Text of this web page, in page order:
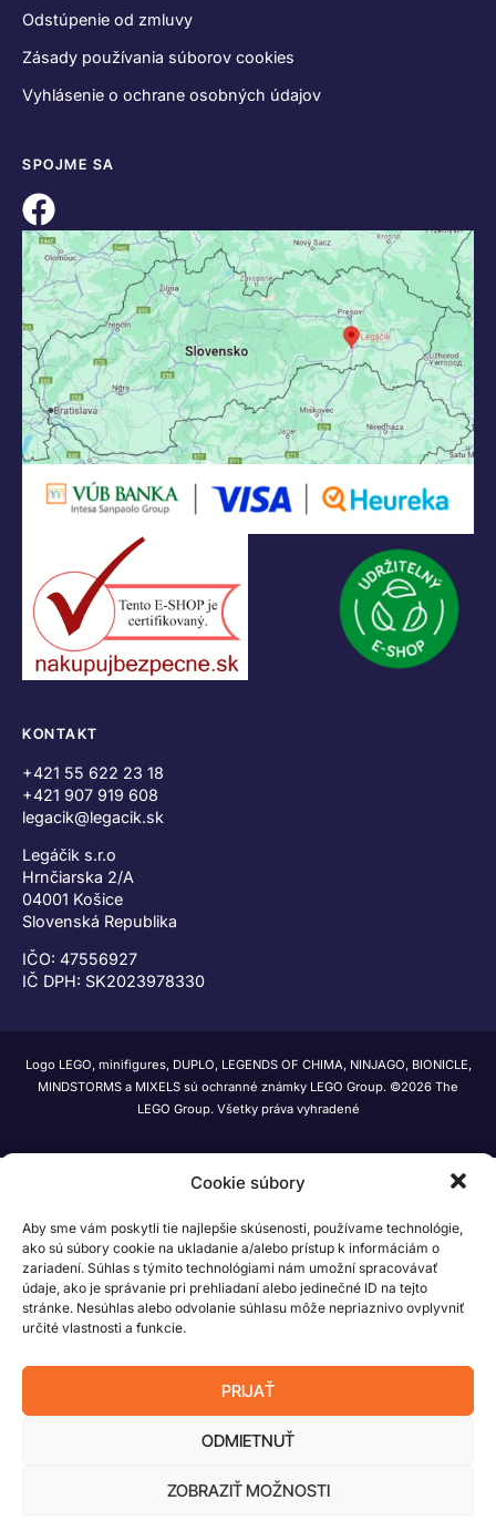
Cookie súbory
Aby sme vám poskytli tie najlepšie skúsenosti, používame technológie,
ako sú súbory cookie na ukladanie a/alebo prístup k informáciám o
zariadení. Súhlas s týmito technológiami nám umožní spracovávať
údaje, ako je správanie pri prehliadaní alebo jedinečné ID na tejto
stránke. Nesúhlas alebo odvolanie súhlasu môže nepriaznivo ovplyvniť
určité vlastnosti a funkcie.
PRIJAŤ
ODMIETNUŤ
ZOBRAZIŤ MOŽNOSTI
Odstúpenie od zmluvy
Zásady používania súborov cookies
Vyhlásenie o ochrane osobných údajov
SPOJME SA
KONTAKT
+421 55 622 23 18
+421 907 919 608
legacik@legacik.sk
Legáčik s.r.o
Hrnčiarska 2/A
04001 Košice
Slovenská Republika
IČO: 47556927
IČ DPH: SK2023978330
Logo LEGO, minifigures, DUPLO, LEGENDS OF CHIMA, NINJAGO, BIONICLE,
MINDSTORMS a MIXELS sú ochranné známky LEGO Group. ©2026 The
LEGO Group. Všetky práva vyhradené